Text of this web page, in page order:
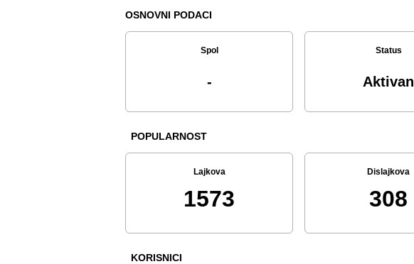
OSNOVNI PODACI
Spol
-
Status
Aktivan
POPULARNOST
Lajkova
1573
Dislajkova
308
KORISNICI